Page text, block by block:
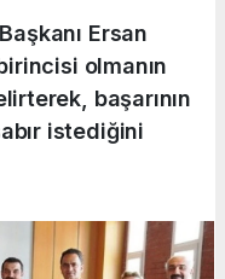
Ersan
olmanın
başarının
istediğini